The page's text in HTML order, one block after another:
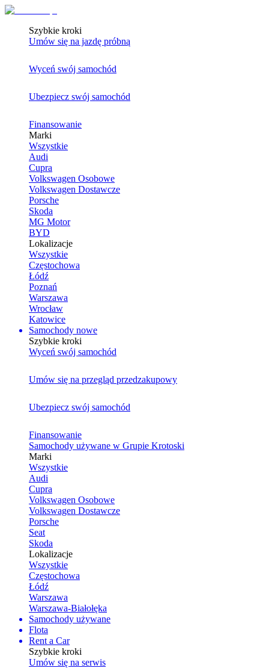
Szybkie kroki
Umów się na jazdę próbną
Wyceń swój samochód
Ubezpiecz swój samochód
Finansowanie
Marki
Wszystkie
Audi
Cupra
Volkswagen Osobowe
Volkswagen Dostawcze
Porsche
Skoda
MG Motor
BYD
Lokalizacje
Wszystkie
Częstochowa
Łódź
Poznań
Warszawa
Wrocław
Katowice
Samochody nowe
Szybkie kroki
Wyceń swój samochód
Umów się na przegląd przedzakupowy
Ubezpiecz swój samochód
Finansowanie
Samochody używane w Grupie Krotoski
Marki
Wszystkie
Audi
Cupra
Volkswagen Osobowe
Volkswagen Dostawcze
Porsche
Seat
Skoda
Lokalizacje
Wszystkie
Częstochowa
Łódź
Warszawa
Warszawa-Białołęka
Samochody używane
Flota
Rent a Car
Szybkie kroki
Umów się na serwis